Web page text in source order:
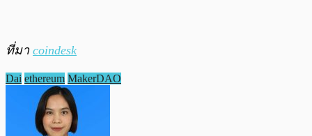
ที่มา coindesk
Dai ethereum MakerDAO